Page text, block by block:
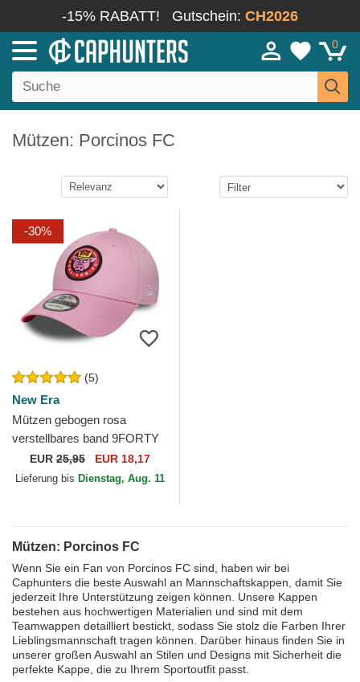
-15% RABATT! Gutschein: CH2026
0
Mützen: Porcinos FC
-30%
(5)
New Era
Mützen gebogen rosa
verstellbares band 9FORTY
Core der Porcinos FC Kings
League von New Era
EUR25,95 EUR 18,17
Lieferung bis Dienstag, Aug. 11
Mützen: Porcinos FC
Wenn Sie ein Fan von Porcinos FC sind, haben wir bei
Caphunters die beste Auswahl an Mannschaftskappen, damit Sie
jederzeit Ihre Unterstützung zeigen können. Unsere Kappen
bestehen aus hochwertigen Materialien und sind mit dem
Teamwappen detailliert bestickt, sodass Sie stolz die Farben Ihrer
Lieblingsmannschaft tragen können. Darüber hinaus finden Sie in
unserer großen Auswahl an Stilen und Designs mit Sicherheit die
perfekte Kappe, die zu Ihrem Sportoutfit passt.